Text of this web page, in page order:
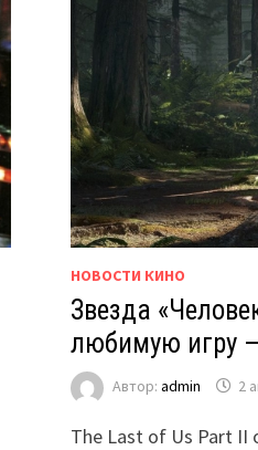
НОВОСТИ КИНО
Звезда
любимую игру —
Автор:admin 2
The Last of Us Part II